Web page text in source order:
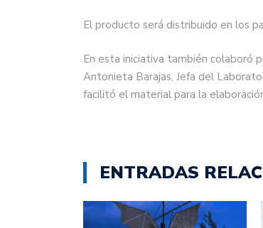
El producto será distribuido en los
En esta iniciativa también colaboró
Antonieta Barajas, Jefa del
facilitó el material para la
ENTRADAS